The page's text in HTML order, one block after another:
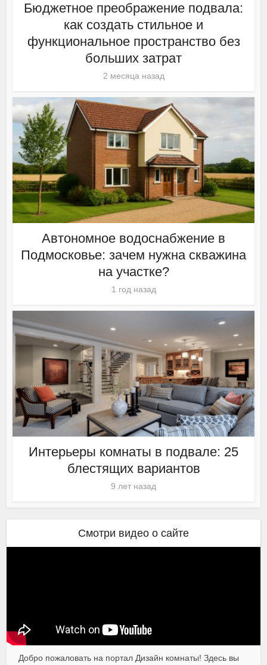
Бюджетное преображение подвала:
как создать стильное и
функциональное пространство без
больших затрат
2 месяца назад
Автономное водоснабжение в
Подмосковье: зачем нужна скважина
на участке?
1 год назад
Интерьеры комнаты в подвале: 25
блестящих вариантов
9 лет назад
Смотри видео о сайте
Добро пожаловать на портал Дизайн комнаты! Здесь вы